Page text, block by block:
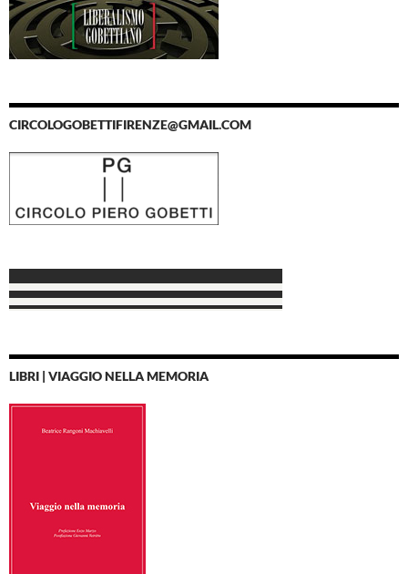
CIRCOLOGOBETTIFIRENZE@GMAIL.COM
LIBRI | VIAGGIO NELLA MEMORIA